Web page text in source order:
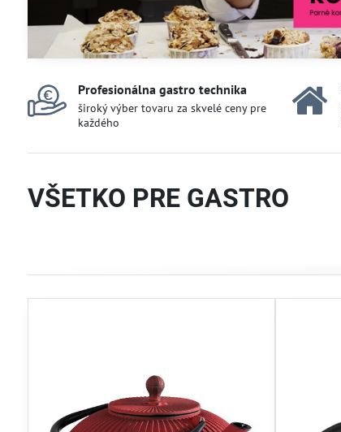
Profesionálna gastro technika
široký výber tovaru za skvelé ceny pre
každého
VŠETKO PRE GASTRO